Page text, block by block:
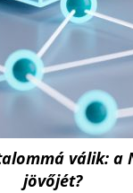
válik:
jövőjét?